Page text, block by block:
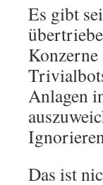
Es gibt
Anlagen
Das ist